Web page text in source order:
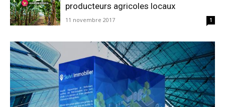
producteurs agricoles locaux
11 novembre 2017 1